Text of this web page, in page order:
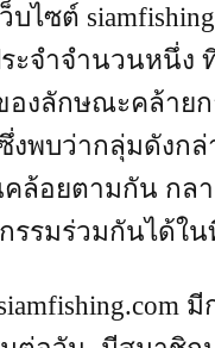
บไซต์
ะจำจำนวนหนึ่ง
องลักษณะคล้าย
งพบว่ากลุ่มดังก
คล้อยตามกัน กล
รรมร่วมกันได้ใ